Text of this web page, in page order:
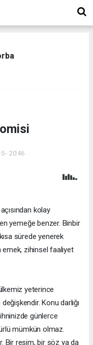
- 20:46
kolay
yemeğe benzer. Binbir
sürede yenerek
emek, zihinsel faaliyet
yeterince
Konu darlığı
günlerce
mümkün olmaz.
Bir resim, bir söz ya da